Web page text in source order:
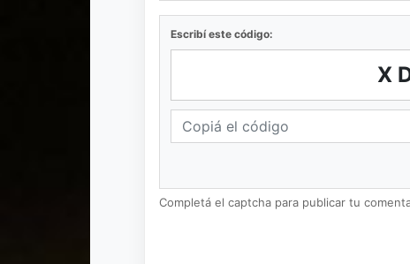
Escribí este código:
Completá el captcha para publicar tu